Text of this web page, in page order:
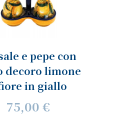
e pepe con
decoro limone
in giallo
75,00 €